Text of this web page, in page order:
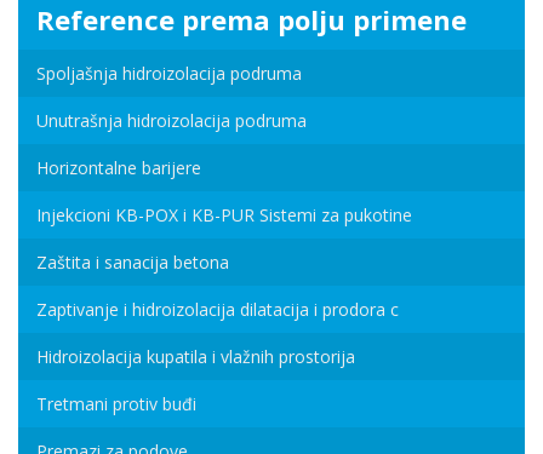
Reference prema polju primene
Spoljašnja hidroizolacija podruma
Unutrašnja hidroizolacija podruma
Horizontalne barijere
Injekcioni KB-POX i KB-PUR Sistemi za pukotine
Zaštita i sanacija betona
Zaptivanje i hidroizolacija dilatacija i prodora c
Hidroizolacija kupatila i vlažnih prostorija
Tretmani protiv buđi